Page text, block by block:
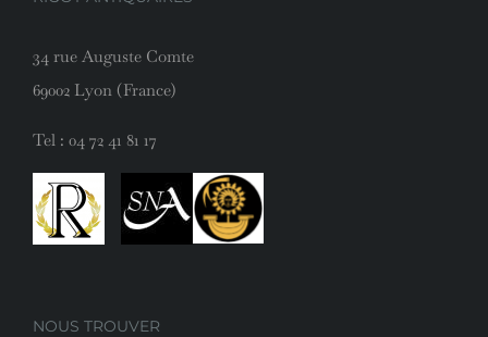
34 rue Auguste Comte
69002 Lyon (France)
Tel : 04 72 41 81 17
NOUS TROUVER